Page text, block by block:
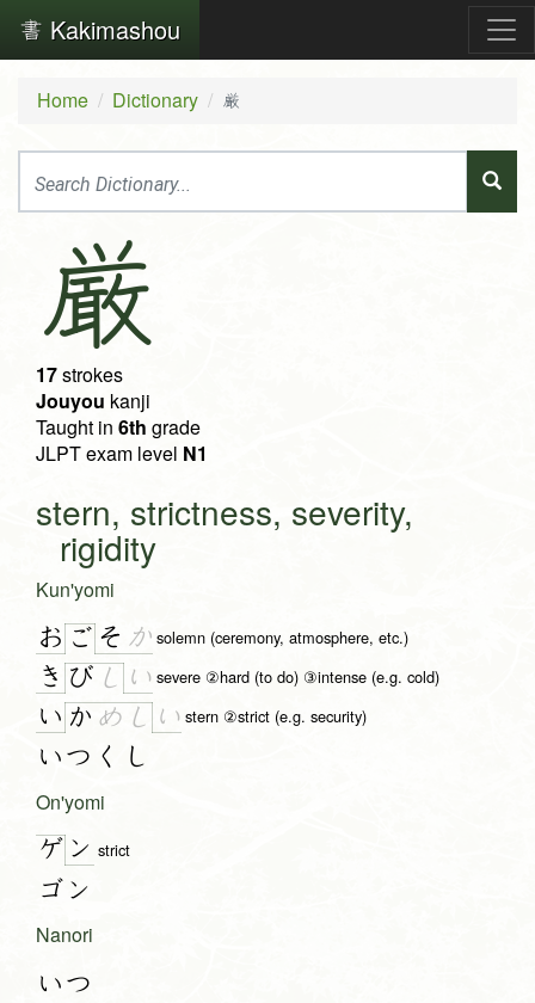
Kakimashou
Home Dictionary 厳
厳
17strokes
Jouyou kanji
Taught in 6th grade
JLPT exam level N1
stern, strictness, severity,
rigidity
Kun'yomi
お ご そ か solemn (ceremony, atmosphere, etc.)
き び し い severe ②hard (to do) ③intense (e.g. cold)
い か め し い stern ②strict (e.g. security)
いつくし
On'yomi
ゲ ン strict
ゴン
Nanori
いつ